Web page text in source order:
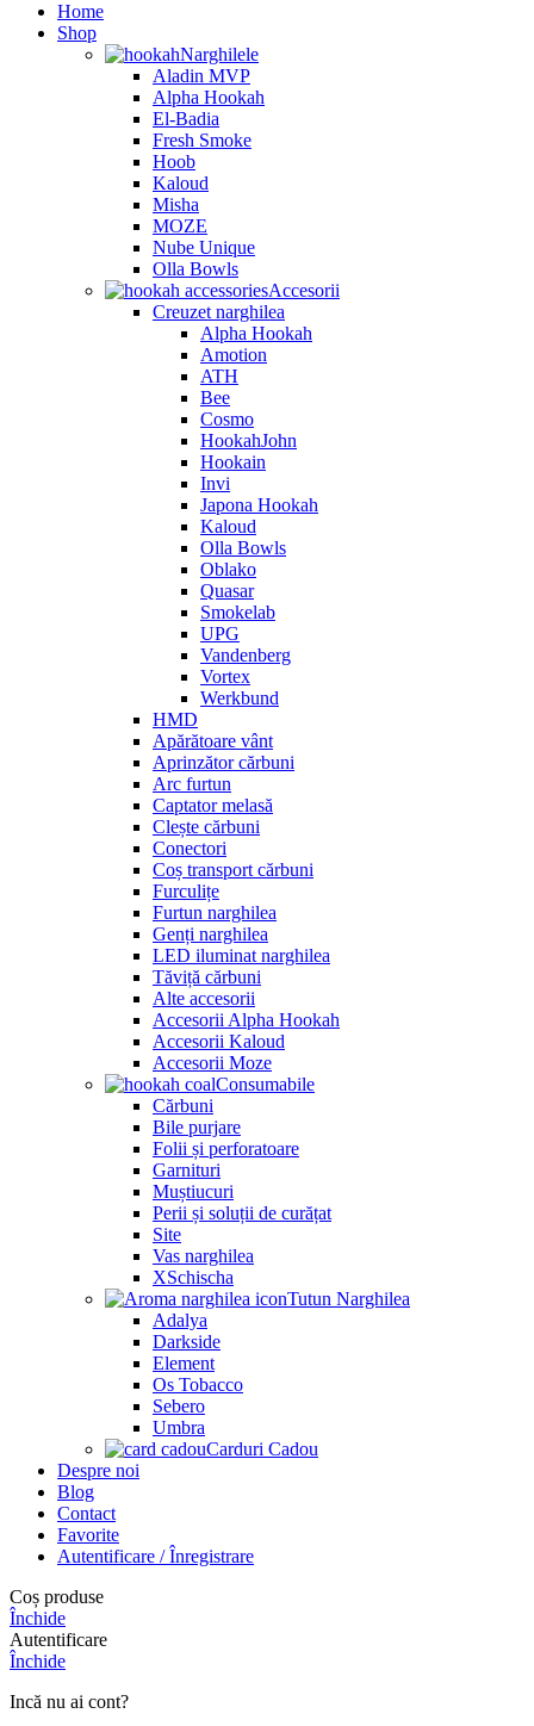
Home
Shop
Narghilele
Aladin MVP
Alpha Hookah
El-Badia
Fresh Smoke
Hoob
Kaloud
Misha
MOZE
Nube Unique
Olla Bowls
Accesorii
Creuzet narghilea
Alpha Hookah
Amotion
ATH
Bee
Cosmo
HookahJohn
Hookain
Invi
Japona Hookah
Kaloud
Olla Bowls
Oblako
Quasar
Smokelab
UPG
Vandenberg
Vortex
Werkbund
HMD
Apărătoare vânt
Aprinzător cărbuni
Arc furtun
Captator melasă
Clește cărbuni
Conectori
Coș transport cărbuni
Furculițe
Furtun narghilea
Genți narghilea
LED iluminat narghilea
Tăviță cărbuni
Alte accesorii
Accesorii Alpha Hookah
Accesorii Kaloud
Accesorii Moze
Consumabile
Cărbuni
Bile purjare
Folii și perforatoare
Garnituri
Muștiucuri
Perii și soluții de curățat
Site
Vas narghilea
XSchischa
Tutun Narghilea
Adalya
Darkside
Element
Os Tobacco
Sebero
Umbra
Carduri Cadou
Despre noi
Blog
Contact
Favorite
Autentificare / Înregistrare
Coș produse
Închide
Autentificare
Închide
Incă nu ai cont?